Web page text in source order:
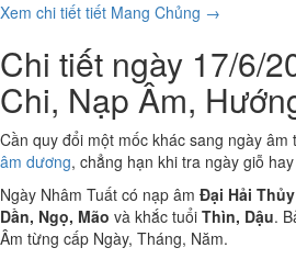
Xem chi tiết tiết Mang Chủng →
Chi tiết ngày 17/6/
Chi, Nạp Âm,
Cần quy đổi một mốc khác sang ngày âm
âm dương, chẳng hạn khi tra ngày giỗ
Ngày Nhâm Tuất có nạp âm Đại Hải Thủy
Dần, Ngọ, Mão và khắc tuổi Thìn, Dậu.
Âm từng cấp Ngày, Tháng, Năm.